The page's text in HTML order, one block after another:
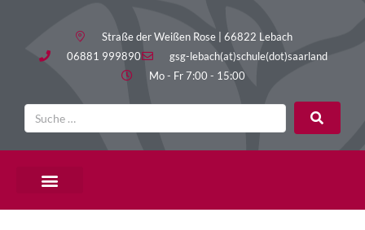
Straße der Weißen Rose | 66822 Lebach
06881 999890
gsg-lebach(at)schule(dot)saarland
Mo - Fr 7:00 - 15:00